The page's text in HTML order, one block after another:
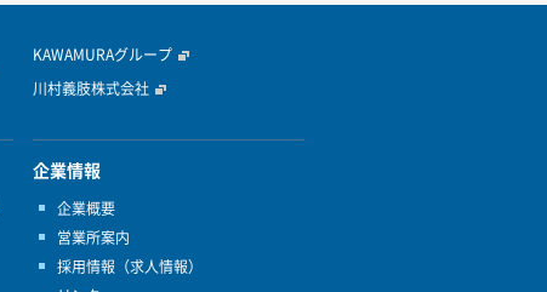
KAWAMURAグループ
川村義肢株式会社
企業情報
企業概要
営業所案内
採用情報（求人情報）